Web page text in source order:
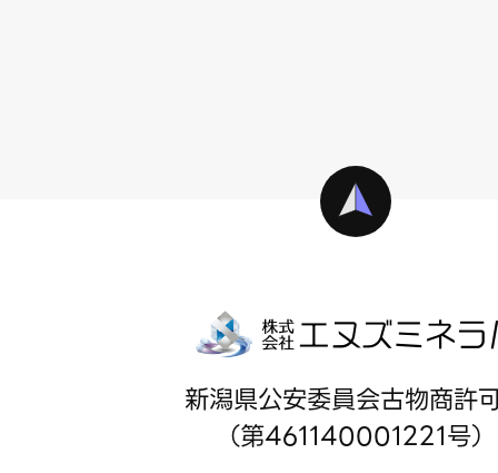
新潟県公安委員会古物商許
（第461140001221号）